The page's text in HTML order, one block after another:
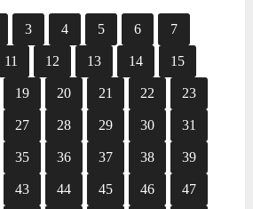
3 4 5 6 7
11 12 13 14 15
19 20 21 22 23
27 28 29 30 31
35 36 37 38 39
43 44 45 46 47